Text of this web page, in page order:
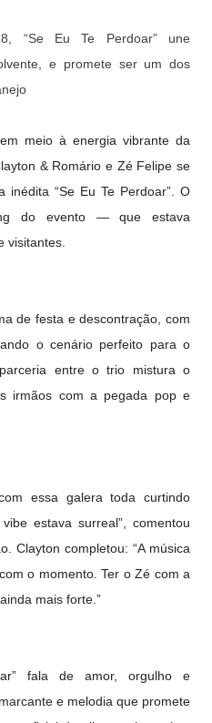
“Se Eu Te Perdoar” une
e promete ser um dos
meio à energia vibrante da
& Romário e Zé Felipe se
“Se Eu Te Perdoar”. O
do evento — que estava
visitantes.
de festa e descontração, com
o cenário perfeito para o
entre o trio mistura o
irmãos com a pegada pop e
essa galera toda curtindo
estava surreal”, comentou
Clayton completou: “A música
o momento. Ter o Zé com a
mais forte.”
fala de amor, orgulho e
e melodia que promete